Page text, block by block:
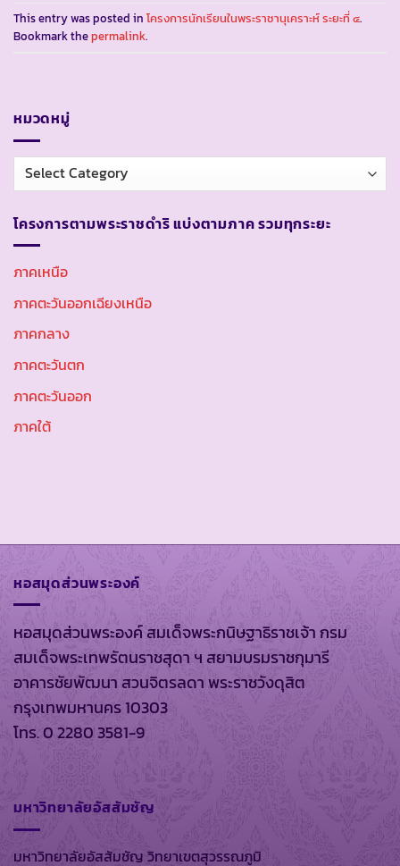
This entry was posted in โครงการนักเรียนในพระราชานุเคราะห์ ระยะที่ ๔.
Bookmark thepermalink.
หมวดหมู่
หมวด
หมู่
โครงการตามพระราชดำริ แบ่งตามภาค รวมทุกระยะ
ภาคเหนือ
ภาคตะวันออกเฉียงเหนือ
ภาคกลาง
ภาคตะวันตก
ภาคตะวันออก
ภาคใต้
หอสมุดส่วนพระองค์
หอสมุดส่วนพระองค์ สมเด็จพระกนิษฐาธิราชเจ้า กรม
สมเด็จพระเทพรัตนราชสุดา ฯ สยามบรมราชกุมารี
อาคารชัยพัฒนา สวนจิตรลดา พระราชวังดุสิต
กรุงเทพมหานคร 10303
โทร. 0 2280 3581-9
มหาวิทยาลัยอัสสัมชัญ
มหาวิทยาลัยอัสสัมชัญ วิทยาเขตสุวรรณภูมิ